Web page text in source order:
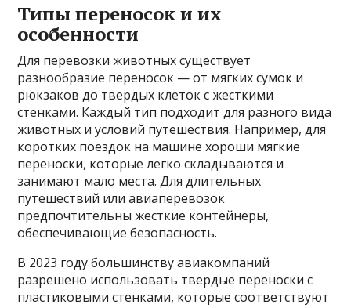
Типы переносок и их
особенности
Для перевозки животных существует
разнообразие переносок — от мягких сумок и
рюкзаков до твердых клеток с жесткими
стенками. Каждый тип подходит для разного вида
животных и условий путешествия. Например, для
коротких поездок на машине хороши мягкие
переноски, которые легко складываются и
занимают мало места. Для длительных
путешествий или авиаперевозок
предпочтительны жесткие контейнеры,
обеспечивающие безопасность.
В 2023 году большинству авиакомпаний
разрешено использовать твердые переноски с
пластиковыми стенками, которые соответствуют